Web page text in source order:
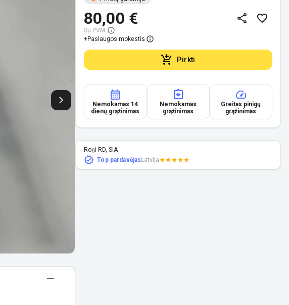
80,00 €
Su PVM
+Paslaugos mokestis
Pirkti
Nemokamas 14
dienų grąžinimas
Nemokamas
grąžinimas
Greitas pinigų
grąžinimas
Roņi RD, SIA
Top pardavėjas Latvija